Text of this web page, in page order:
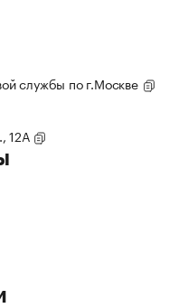
службы по г.Москве
12А